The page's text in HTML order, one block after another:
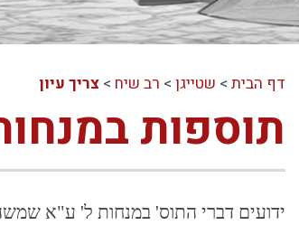
דף הבית> שטייגן> רב שיח > צריך עיון
תוספות
ידועים דברי התוס' במנחות ל' ע"א